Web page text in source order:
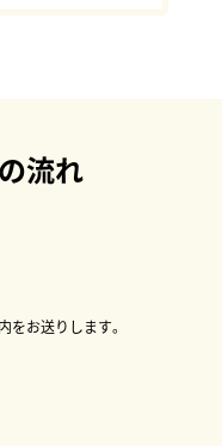
流れ
をお送りします。